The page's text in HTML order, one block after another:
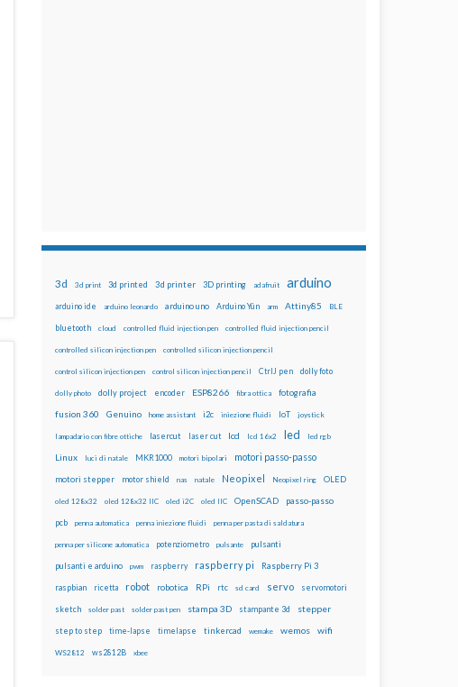
3d 3d print 3d printed 3d printer 3D printing adafruit arduino
arduino ide arduino leonardo arduino uno Arduino Yún arm Attiny85 BLE
bluetooth cloud controlled fluid injection pen controlled fluid injection pencil
controlled silicon injection pen controlled silicon injection pencil
control silicon injection pen control silicon injection pencil CtrlJ pen dolly foto
dolly photo dolly project encoder ESP8266 fibra ottica fotografia
fusion 360 Genuino home assistant i2c iniezione fluidi IoT joystick
lampadario con fibre ottiche lasercut laser cut lcd lcd 16x2 led led rgb
Linux luci di natale MKR1000 motori bipolari motori passo-passo
motori stepper motor shield nas natale Neopixel Neopixel ring OLED
oled 128x32 oled 128x32 IIC oled i2C oled IIC OpenSCAD passo-passo
pcb penna automatica penna iniezione fluidi penna per pasta di saldatura
penna per silicone automatica potenziometro pulsante pulsanti
pulsanti e arduino pwm raspberry raspberry pi Raspberry Pi 3
raspbian ricetta robot robotica RPi rtc sd card servo servomotori
sketch solder past solder past pen stampa 3D stampante 3d stepper
step to step time-lapse timelapse tinkercad wemake wemos wifi
WS2812 ws2812B xbee